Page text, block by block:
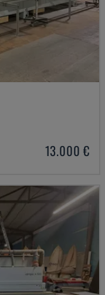
13.000 €